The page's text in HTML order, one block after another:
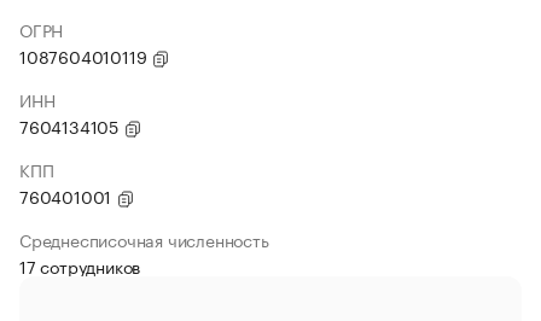
ОГРН
1087604010119
ИНН
7604134105
КПП
760401001
Среднесписочная численность
17 сотрудников